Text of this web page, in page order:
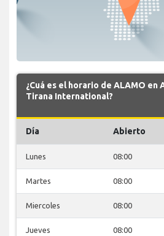
¿Cuá es el horario de ALAMO
Tirana International?
Día Abierto
Lunes 08:00
Martes 08:00
Miercoles 08:00
Jueves 08:00